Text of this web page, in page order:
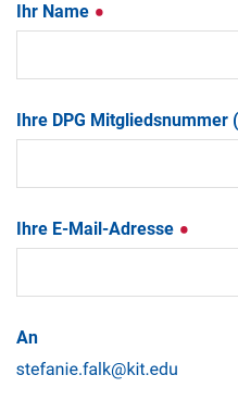
Ihr Name
Ihre DPG Mitgliedsnummer
Ihre E-Mail-Adresse
An